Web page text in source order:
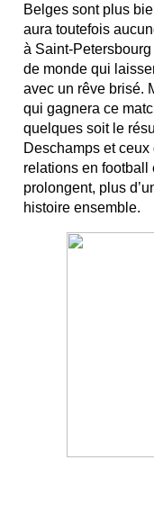
Belges sont plus
aura toutefois
à Saint-
de monde qui
avec un rêve brisé.
qui gagnera ce
quelques soit le
Deschamps et
relations en football
prolongent, plus
histoire ensemble.